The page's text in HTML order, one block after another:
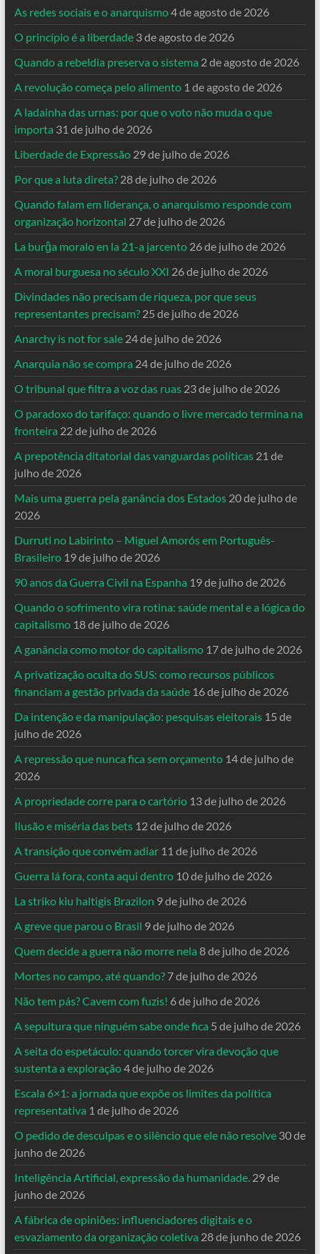
As redes sociais e o anarquismo4 de agosto de 2026
O princípio é a liberdade 3 de agosto de 2026
Quando a rebeldia preserva o sistema 2 de agosto de 2026
A revolução começa pelo alimento 1 de agosto de 2026
A ladainha das urnas: por que o voto não muda o que
importa 31 de julho de 2026
Liberdade de Expressão 29 de julho de 2026
Por que a luta direta? 28 de julho de 2026
Quando falam em liderança, o anarquismo responde com
organização horizontal 27 de julho de 2026
La burĝa moralo en la 21-a jarcento 26 de julho de 2026
A moral burguesa no século XXI 26 de julho de 2026
Divindades não precisam de riqueza, por que seus
representantes precisam? 25 de julho de 2026
Anarchy is not for sale 24 de julho de 2026
Anarquia não se compra 24 de julho de 2026
O tribunal que filtra a voz das ruas 23 de julho de 2026
O paradoxo do tarifaço: quando o livre mercado termina na
fronteira 22 de julho de 2026
A prepotência ditatorial das vanguardas políticas 21 de
julho de 2026
Mais uma guerra pela ganância dos Estados 20 de julho de
2026
Durruti no Labirinto – Miguel Amorós em Português-
Brasileiro 19 de julho de 2026
90 anos da Guerra Civil na Espanha 19 de julho de 2026
Quando o sofrimento vira rotina: saúde mental e a lógica do
capitalismo 18 de julho de 2026
A ganância como motor do capitalismo 17 de julho de 2026
A privatização oculta do SUS: como recursos públicos
financiam a gestão privada da saúde 16 de julho de 2026
Da intenção e da manipulação: pesquisas eleitorais 15 de
julho de 2026
A repressão que nunca fica sem orçamento 14 de julho de
2026
A propriedade corre para o cartório 13 de julho de 2026
Ilusão e miséria das bets 12 de julho de 2026
A transição que convém adiar 11 de julho de 2026
Guerra lá fora, conta aqui dentro 10 de julho de 2026
La striko kiu haltigis Brazilon 9 de julho de 2026
A greve que parou o Brasil 9 de julho de 2026
Quem decide a guerra não morre nela 8 de julho de 2026
Mortes no campo, até quando? 7 de julho de 2026
Não tem pás? Cavem com fuzis! 6 de julho de 2026
A sepultura que ninguém sabe onde fica 5 de julho de 2026
A seita do espetáculo: quando torcer vira devoção que
sustenta a exploração4 de julho de 2026
Escala 6×1: a jornada que expõe os limites da política
representativa 1 de julho de 2026
O pedido de desculpas e o silêncio que ele não resolve 30 de
junho de 2026
Inteligência Artificial, expressão da humanidade. 29 de
junho de 2026
A fábrica de opiniões: influenciadores digitais e o
esvaziamento da organização coletiva 28 de junho de 2026